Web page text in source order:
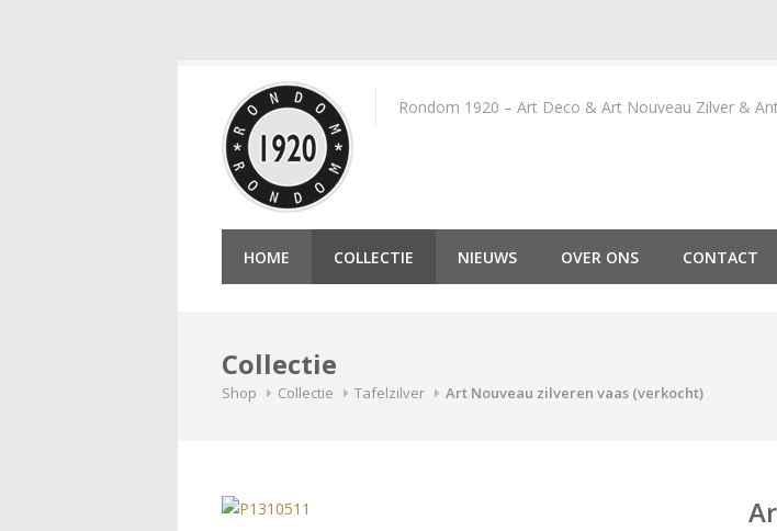
content
Rondom 1920 – Art Deco & Art Nouveau Zilver &
HOME COLLECTIE NIEUWS OVER ONS CONTACT
Collectie
Shop Collectie Tafelzilver Art Nouveau zilveren vaas (verkocht)